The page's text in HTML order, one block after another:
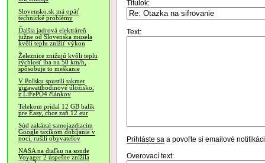
Slovensko.sk má opäť
technické problémy
Ďalšia jadrová elektráreň
južne od Slovenska musela
kvôli teplu znížiť výkon
Železnice znižujú kvôli teplu
rýchlosť iba na 50 km/h,
spôsobuje to meškanie
V Poľsku spustili takmer
gigawatthodinové úložisko,
z LiFePO4 článkov
Telekom pridal 12 GB balík
pre Easy, chce zaň 12 eur
Súd zakázal samojazdiacim
Google taxíkom dobíjanie v
noci, rušili obyvateľov
NASA na diaľku na sonde
Voyager 2 úspešne znížila
Titulok:
Text:
Prihláste sa a povoľte si emailové
Overovací text: